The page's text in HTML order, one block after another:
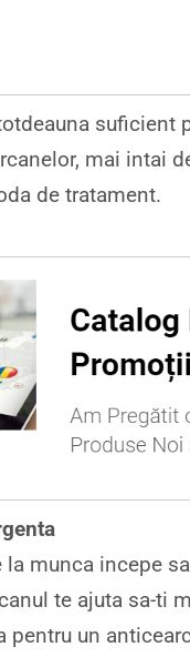
suficient
mai intai
de tratament.
munca incepe
te ajuta sa-ti
pentru un